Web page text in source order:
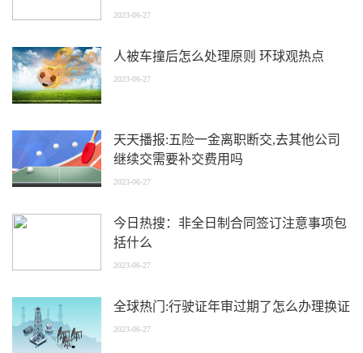
2023-06-27
人被车撞后怎么处理原则 环球观热点
2023-06-27
天天播报:五险一金离职断交,去其他公司
继续交需要补交费用吗
2023-06-27
今日热搜：非全日制合同签订注意事项包
括什么
2023-06-27
全球热门:行驶证年审过期了怎么办理换证
2023-06-27